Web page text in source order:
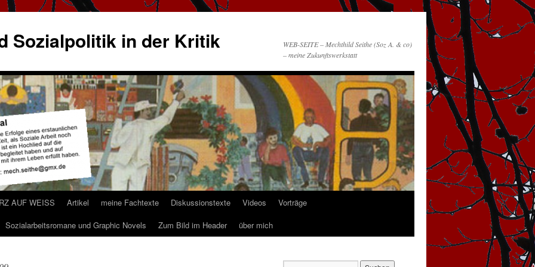
Sozialpolitik in der Kritik
WEB-SEITE – Mechthild Seithe (Soz A. & co)
– meine Zukunftswerkstatt
AUF WEISS Artikel meine Fachtexte Diskussionstexte Videos
Vorträge
Sozialarbeitsromane und Graphic Novels Zum Bild im Header über mich